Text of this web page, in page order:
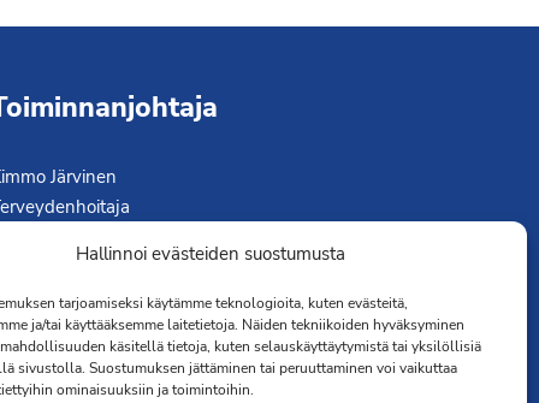
Hallinnoi evästeiden suostumusta
tarjoamiseksi käytämme teknologioita, kuten evästeitä,
ja/tai käyttääksemme laitetietoja. Näiden tekniikoiden hyväksyminen
käsitellä tietoja, kuten selauskäyttäytymistä tai yksilöllisiä
sivustolla. Suostumuksen jättäminen tai peruuttaminen voi vaikuttaa
ominaisuuksiin ja toimintoihin.
Järvinen